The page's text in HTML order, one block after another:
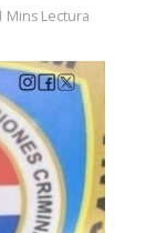
Mins Lectura